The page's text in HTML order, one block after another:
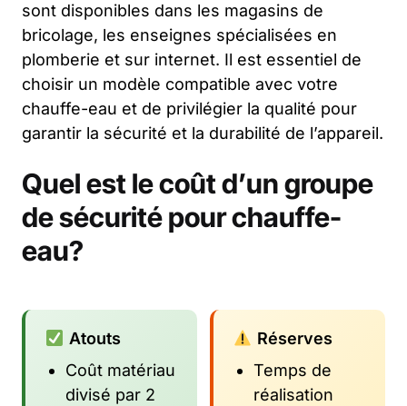
sont disponibles dans les magasins de
bricolage, les enseignes spécialisées en
plomberie et sur internet. Il est essentiel de
choisir un modèle compatible avec votre
chauffe-eau et de privilégier la qualité pour
garantir la sécurité et la durabilité de l’appareil.
Quel est le coût d’un groupe
de sécurité pour chauffe-
eau?
Atouts
Coût matériau
divisé par 2
Réserves
Temps de
réalisation